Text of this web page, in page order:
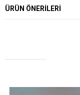
ÜRÜN ÖNERILERI